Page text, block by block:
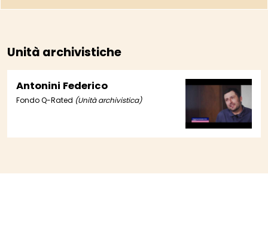
Unità archivistiche
Antonini Federico
Fondo Q-Rated (Unità archivistica)